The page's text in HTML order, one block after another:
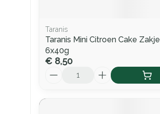
Taranis
Taranis Mini Citroen Cake Zakje
6x40g
€ 8,50